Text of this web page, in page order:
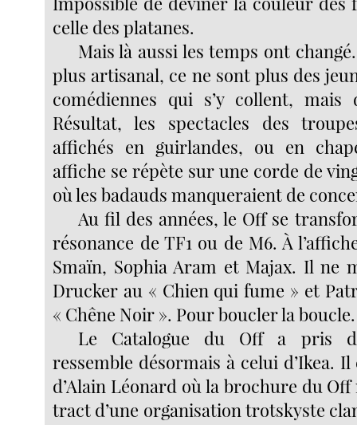
celle des platanes.
Mais là aussi les temps ont changé.
plus artisanal, ce ne sont plus des
comédiennes qui s’y collent, mais
Résultat, les spectacles des
affichés en guirlandes, ou en
affiche se répète sur une corde de
où les badauds manqueraient de
Au fil des années, le Off se
résonance de TF1 ou de M6. À
Smaïn, Sophia Aram et Majax. Il ne
Drucker au « Chien qui fume » et
« Chêne Noir ». Pour boucler la boucle.
Le Catalogue du Off a pris
ressemble désormais à celui d’Ikea.
d’Alain Léonard où la brochure du
tract d’une organisation trotskyste